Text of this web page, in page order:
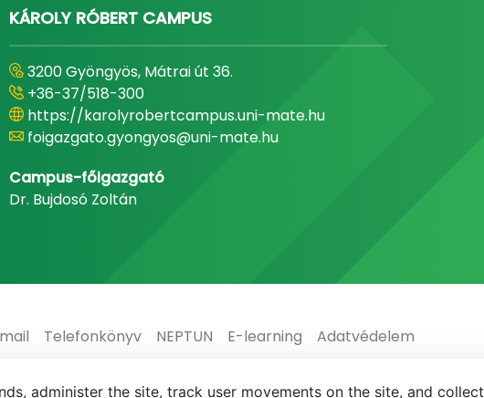
KÁROLY RÓBERT CAMPUS
3200 Gyöngyös, Mátrai út 36.
+36-37/518-300
https://karolyrobertcampus.uni-mate.hu
foigazgato.gyongyos@uni-mate.hu
Campus-főigazgató
Dr. Bujdosó Zoltán
Telefonkönyv NEPTUN E-learning Adatvédelem
administer the site, track user movements on the site, and collect